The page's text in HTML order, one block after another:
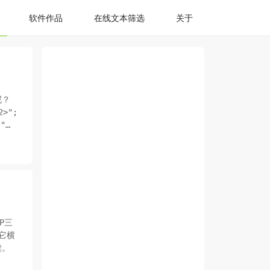
软件作品 在线文本筛选 关于
三
横